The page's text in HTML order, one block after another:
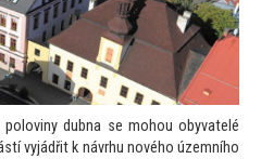
dubna se mohou obyvatelé
vyjádřit k návrhu nového územního